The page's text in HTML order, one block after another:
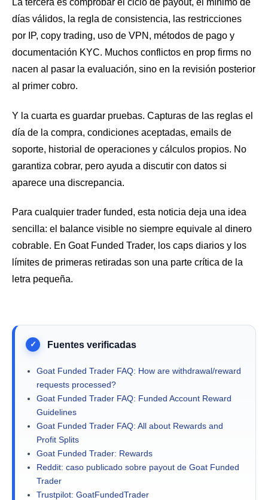
La tercera es comprobar el ciclo de payout, el mínimo de
días válidos, la regla de consistencia, las restricciones
por IP, copy trading, uso de VPN, métodos de pago y
documentación KYC. Muchos conflictos en prop firms no
nacen al pasar la evaluación, sino en la revisión posterior
al primer cobro.
Y la cuarta es guardar pruebas. Capturas de las reglas el
día de la compra, condiciones aceptadas, emails de
soporte, historial de operaciones y cálculos propios. No
garantiza cobrar, pero ayuda a discutir con datos si
aparece una discrepancia.
Para cualquier trader funded, esta noticia deja una idea
sencilla: el balance visible no siempre equivale al dinero
cobrable. En Goat Funded Trader, los caps diarios y los
límites de primeras retiradas son una parte crítica de la
letra pequeña.
Goat Funded Trader FAQ: How are withdrawal/reward
requests processed?
Goat Funded Trader FAQ: Funded Account Reward
Guidelines
Goat Funded Trader FAQ: All about Rewards and
Profit Splits
Goat Funded Trader: Rewards
Reddit: caso publicado sobre payout de Goat Funded
Trader
Trustpilot: GoatFundedTrader